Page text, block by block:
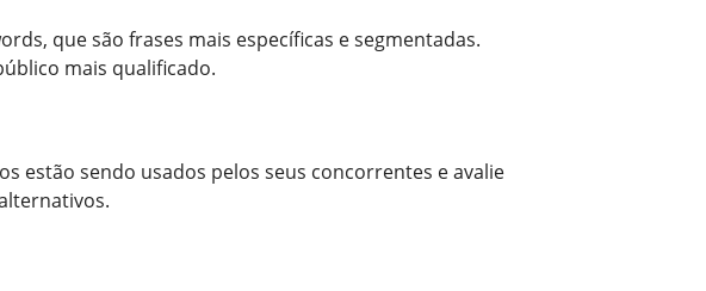
que são frases mais específicas e segmentadas.
mais qualificado.
estão sendo usados pelos seus concorrentes e avalie